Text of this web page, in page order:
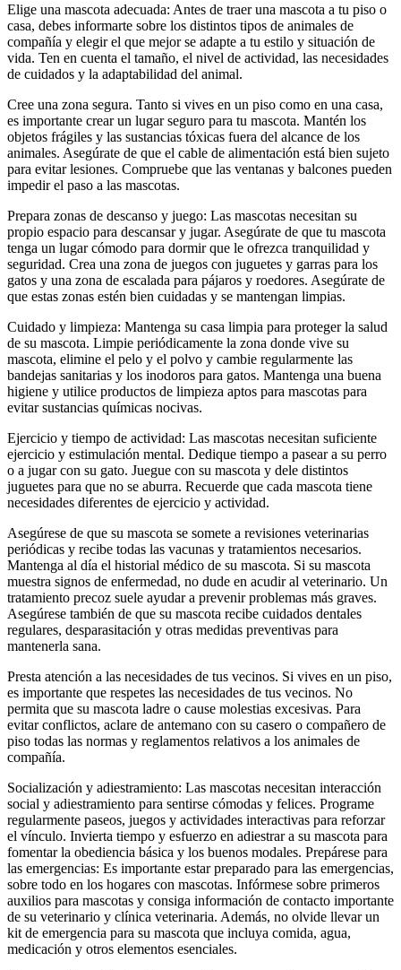
Elige una mascota adecuada: Antes de traer una mascota a tu piso o
casa, debes informarte sobre los distintos tipos de animales de
compañía y elegir el que mejor se adapte a tu estilo y situación de
vida. Ten en cuenta el tamaño, el nivel de actividad, las necesidades
de cuidados y la adaptabilidad del animal.
Cree una zona segura. Tanto si vives en un piso como en una casa,
es importante crear un lugar seguro para tu mascota. Mantén los
objetos frágiles y las sustancias tóxicas fuera del alcance de los
animales. Asegúrate de que el cable de alimentación está bien sujeto
para evitar lesiones. Compruebe que las ventanas y balcones pueden
impedir el paso a las mascotas.
Prepara zonas de descanso y juego: Las mascotas necesitan su
propio espacio para descansar y jugar. Asegúrate de que tu mascota
tenga un lugar cómodo para dormir que le ofrezca tranquilidad y
seguridad. Crea una zona de juegos con juguetes y garras para los
gatos y una zona de escalada para pájaros y roedores. Asegúrate de
que estas zonas estén bien cuidadas y se mantengan limpias.
Cuidado y limpieza: Mantenga su casa limpia para proteger la salud
de su mascota. Limpie periódicamente la zona donde vive su
mascota, elimine el pelo y el polvo y cambie regularmente las
bandejas sanitarias y los inodoros para gatos. Mantenga una buena
higiene y utilice productos de limpieza aptos para mascotas para
evitar sustancias químicas nocivas.
Ejercicio y tiempo de actividad: Las mascotas necesitan suficiente
ejercicio y estimulación mental. Dedique tiempo a pasear a su perro
o a jugar con su gato. Juegue con su mascota y dele distintos
juguetes para que no se aburra. Recuerde que cada mascota tiene
necesidades diferentes de ejercicio y actividad.
Asegúrese de que su mascota se somete a revisiones veterinarias
periódicas y recibe todas las vacunas y tratamientos necesarios.
Mantenga al día el historial médico de su mascota. Si su mascota
muestra signos de enfermedad, no dude en acudir al veterinario. Un
tratamiento precoz suele ayudar a prevenir problemas más graves.
Asegúrese también de que su mascota recibe cuidados dentales
regulares, desparasitación y otras medidas preventivas para
mantenerla sana.
Presta atención a las necesidades de tus vecinos. Si vives en un piso,
es importante que respetes las necesidades de tus vecinos. No
permita que su mascota ladre o cause molestias excesivas. Para
evitar conflictos, aclare de antemano con su casero o compañero de
piso todas las normas y reglamentos relativos a los animales de
compañía.
Socialización y adiestramiento: Las mascotas necesitan interacción
social y adiestramiento para sentirse cómodas y felices. Programe
regularmente paseos, juegos y actividades interactivas para reforzar
el vínculo. Invierta tiempo y esfuerzo en adiestrar a su mascota para
fomentar la obediencia básica y los buenos modales. Prepárese para
las emergencias: Es importante estar preparado para las emergencias,
sobre todo en los hogares con mascotas. Infórmese sobre primeros
auxilios para mascotas y consiga información de contacto importante
de su veterinario y clínica veterinaria. Además, no olvide llevar un
kit de emergencia para su mascota que incluya comida, agua,
medicación y otros elementos esenciales.